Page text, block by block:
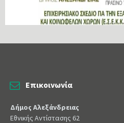
Επικοινωνία
Δήμος Αλεξάνδρειας
Εθνικής Αντίστασης 62